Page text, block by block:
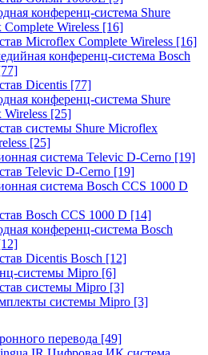
конференц-система Shure
Wireless [16]
Microflex Complete Wireless [16]
конференц-система Bosch
Dicentis [77]
конференц-система Shure
[25]
системы Shure Microflex
[25]
система Televic D-Cerno [19]
Televic D-Cerno [19]
система Bosch CCS 1000 D
Bosch CCS 1000 D [14]
конференц-система Bosch
Dicentis Bosch [12]
системы Mipro [6]
системы Mipro [3]
системы Mipro [3]
перевода [49]